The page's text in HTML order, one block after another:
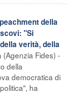
della
"Si
verità, della
(Agenzia Fides) -
della
democratica di
ha